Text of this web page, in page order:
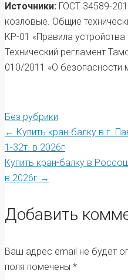
Источники: ГОСТ 34589-
козловые. Общие
КР-01 «Правила
Технический регламент
010/2011 «О безопасности
Без рубрики
Post
← Купить кран-балку в г.
1-32т. в 2026г
Купить кран-балку в
в 2026г →
Добавить
Ваш адрес email не будет
поля помечены *